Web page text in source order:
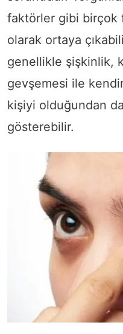
faktörler gibi birçok
olarak ortaya
genellikle şişkinlik,
gevşemesi ile
kişiyi olduğundan
gösterebilir.